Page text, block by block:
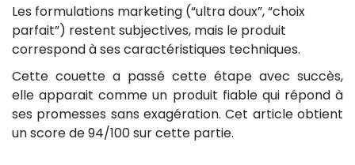
Les formulations marketing (“ultra doux”, “choix
parfait”) restent subjectives, mais le produit
correspond à ses caractéristiques techniques.
Cette couette a passé cette étape avec succès,
elle apparait comme un produit fiable qui répond à
ses promesses sans exagération. Cet article obtient
un score de 94/100 sur cette partie.